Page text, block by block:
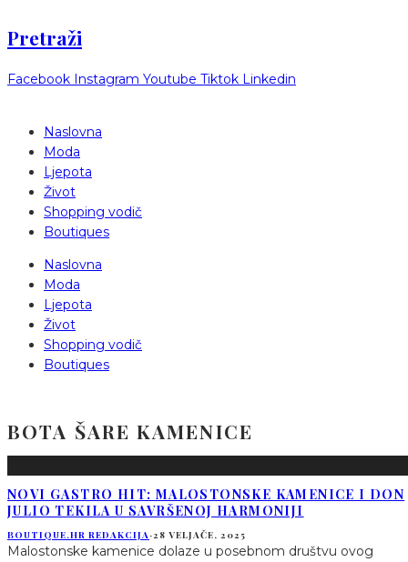
Pretraži
Facebook Instagram Youtube Tiktok Linkedin
Naslovna
Moda
Ljepota
Život
Shopping vodič
Boutiques
Naslovna
Moda
Ljepota
Život
Shopping vodič
Boutiques
BOTA ŠARE KAMENICE
NOVI GASTRO HIT: MALOSTONSKE KAMENICE I DON
JULIO TEKILA U SAVRŠENOJ HARMONIJI
BOUTIQUE.HR REDAKCIJA·28 VELJAČE, 2025
Malostonske kamenice dolaze u posebnom društvu ovog